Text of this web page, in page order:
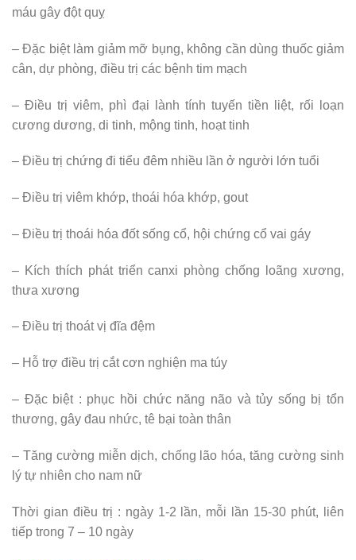
máu gây đột quỵ
– Đặc biệt làm giảm mỡ bụng, không cần dùng thuốc giảm
cân, dự phòng, điều trị các bệnh tim mạch
– Điều trị viêm, phì đại lành tính tuyến tiền liệt, rối loạn
cương dương, di tinh, mộng tinh, hoạt tinh
– Điều trị chứng đi tiểu đêm nhiều lần ở người lớn tuổi
– Điều trị viêm khớp, thoái hóa khớp, gout
– Điều trị thoái hóa đốt sống cổ, hội chứng cổ vai gáy
– Kích thích phát triển canxi phòng chống loãng xương,
thưa xương
– Điều trị thoát vị đĩa đệm
– Hỗ trợ điều trị cắt cơn nghiện ma túy
– Đặc biệt : phục hồi chức năng não và tủy sống bị tổn
thương, gây đau nhức, tê bại toàn thân
– Tăng cường miễn dịch, chống lão hóa, tăng cường sinh
lý tự nhiên cho nam nữ
Thời gian điều trị : ngày 1-2 lần, mỗi lần 15-30 phút, liên
tiếp trong 7 – 10 ngày